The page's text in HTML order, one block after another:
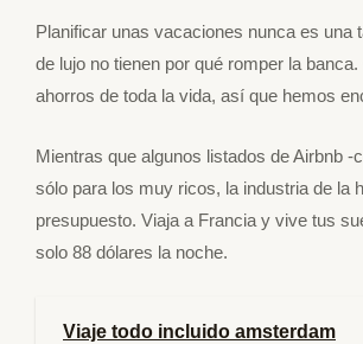
Planificar unas vacaciones nunca es una
de lujo no tienen por qué romper la
ahorros de toda la vida, así que hemos
Mientras que algunos listados de Airbnb
sólo para los muy ricos, la industria de la
presupuesto. Viaja a Francia y vive tus
solo 88 dólares la noche.
Viaje todo incluido amsterdam